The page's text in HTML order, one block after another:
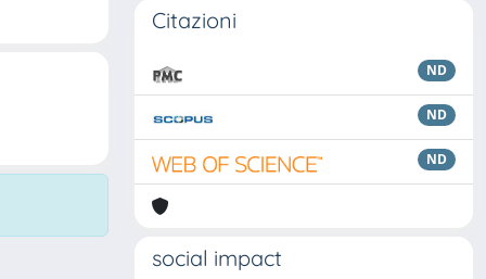
Citazioni
ND
ND
ND
social impact